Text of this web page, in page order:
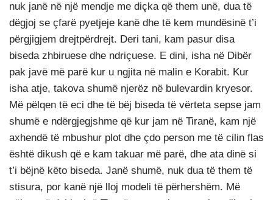
nuk janë në një mendje me diçka që them unë, dua të
dëgjoj se çfarë pyetjeje kanë dhe të kem mundësinë t’i
përgjigjem drejtpërdrejt. Deri tani, kam pasur disa
biseda zhbiruese dhe ndriçuese. E dini, isha në Dibër
pak javë më parë kur u ngjita në malin e Korabit. Kur
isha atje, takova shumë njerëz në bulevardin kryesor.
Më pëlqen të eci dhe të bëj biseda të vërteta sepse jam
shumë e ndërgjegjshme që kur jam në Tiranë, kam një
axhendë të mbushur plot dhe çdo person me të cilin flas
është dikush që e kam takuar më parë, dhe ata dinë si
t’i bëjnë këto biseda. Janë shumë, nuk dua të them të
stisura, por kanë një lloj modeli të përhershëm. Më